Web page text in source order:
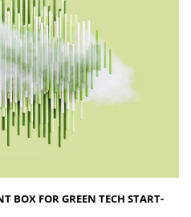
BOX FOR GREEN TECH START-